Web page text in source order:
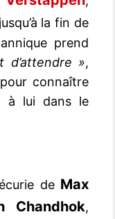
la fin de
prend
d’attendre »,
connaître
à lui dans le
de Max
Chandhok,